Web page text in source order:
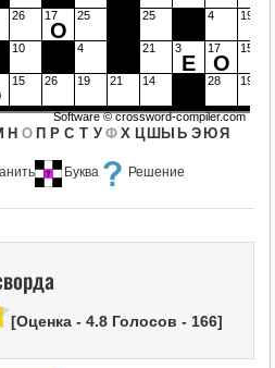
Буква Решение
26 17
О
25 25 4 19
10 4 21 3
Е
17
О
15
15 26 19 21 14 28 19
Н О П Р С Т У Ф Х Ц Ш Ы Ь Э ЮЯ
Software ©crossword-compiler.com
[Оценка - 4.8Голосов - 166]